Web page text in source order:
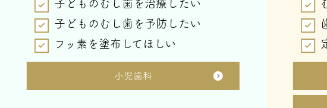
子どものむし歯を治療したい
子どものむし歯を予防したい
フッ素を塗布してほしい
小児歯科